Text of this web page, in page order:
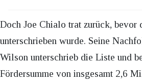
Doch Joe Chialo trat zurück, bevor
unterschrieben wurde. Seine
Wilson unterschrieb die Liste und
Fördersumme von insgesamt 2,6